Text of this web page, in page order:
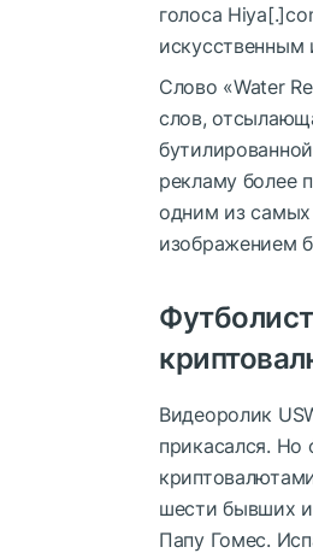
голоса
искусственным
Слово «Water
слов,
рекламу более
одним из самых
изображением
Видеоролик
прикасался. Но
шести бывших
Папу Гомес.